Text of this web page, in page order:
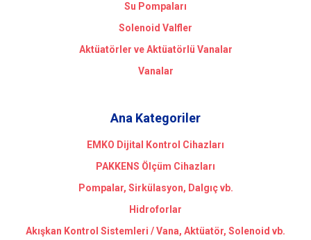
Su Pompaları
Solenoid Valfler
Aktüatörler ve Aktüatörlü Vanalar
Vanalar
Ana Kategoriler
EMKO Dijital Kontrol Cihazları
PAKKENS Ölçüm Cihazları
Pompalar, Sirkülasyon, Dalgıç vb.
Hidroforlar
Akışkan Kontrol Sistemleri / Vana, Aktüatör, Solenoid vb.